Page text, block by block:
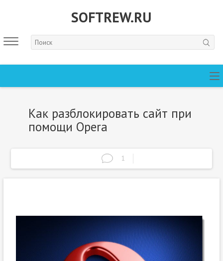
SOFTREW.RU
Как разблокировать сайт при
помощи Opera
1